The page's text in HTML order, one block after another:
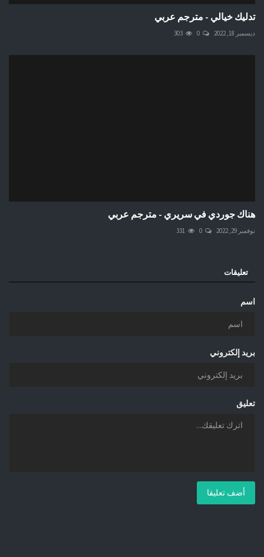
تدليك خيالي - مترجم عربي
ديسمبر 18, 2022 0
303
هناك جوردي في سريري - مترجم عربي
نوفمبر 29, 2022 0
331
تعليقات
اسم
بريد إلكتروني
تعليق
أضف تعليقا